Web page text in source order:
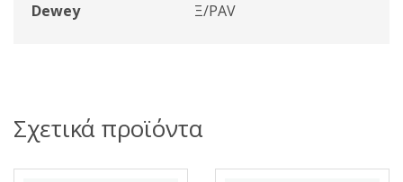
Dewey
Ξ/PAV
Σχετικά προϊόντα